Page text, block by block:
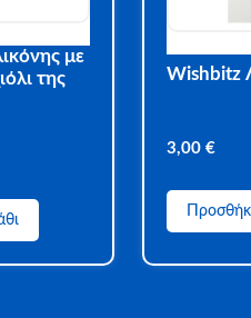
με
της
Wishbitz
3,00 €